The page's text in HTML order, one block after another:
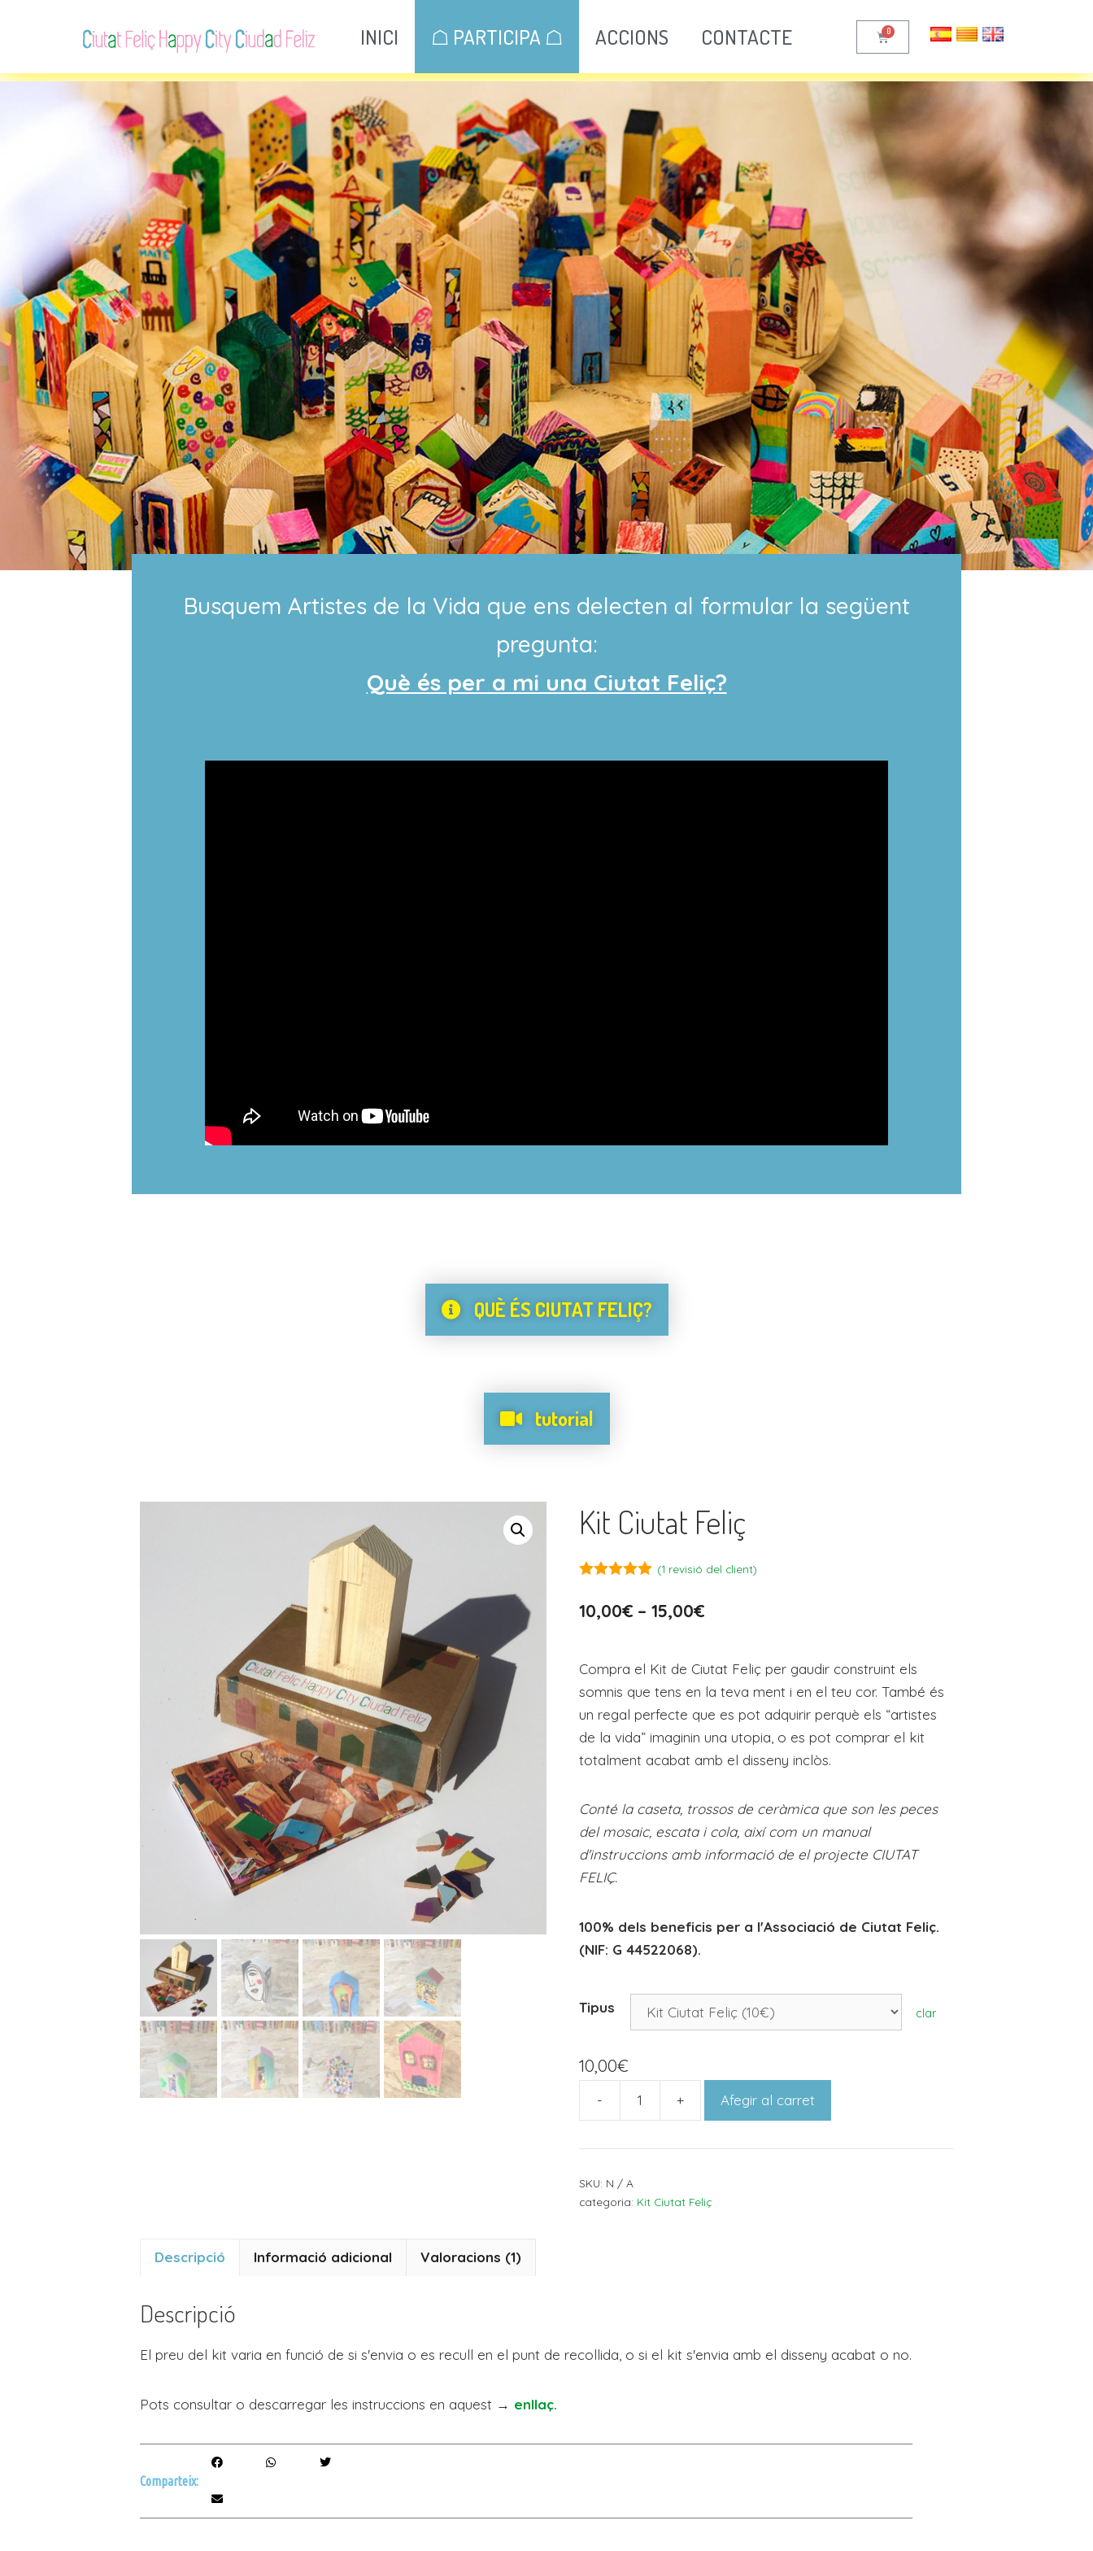
INICI ☖ PARTICIPA ☖ ACCIONS CONTACTE
Busquem Artistes de la Vida que ens delecten al formular la següent
pregunta:
Què és per a mi una Ciutat Feliç?
QUÈ ÉS CIUTAT FELIÇ?
tutorial
Kit Ciutat Feliç
5
(1 revisió del client)
10,00€ – 15,00€
Compra el Kit de Ciutat Feliç per gaudir construint els
somnis que tens en la teva ment i en el teu cor. També és
un regal perfecte que es pot adquirir perquè els “artistes
de la vida” imaginin una utopia, o es pot comprar el kit
totalment acabat amb el disseny inclòs.
Conté la caseta, trossos de ceràmica que son les peces
del mosaic, escata i cola, així com un manual
d'instruccions amb informació de el projecte CIUTAT
FELIÇ.
100% dels beneficis per a l'Associació de Ciutat Feliç.
(NIF: G 44522068).
Tipus clar
10,00€
- + Afegir al carret
SKU: N / A
categoria: Kit Ciutat Feliç
Descripció Informació adicional Valoracions (1)
Descripció
El preu del kit varia en funció de si s'envia o es recull en el punt de recollida, o si el kit s'envia amb el disseny acabat o no.
Pots consultar o descarregar les instruccions en aquest → enllaç.
Comparteix: